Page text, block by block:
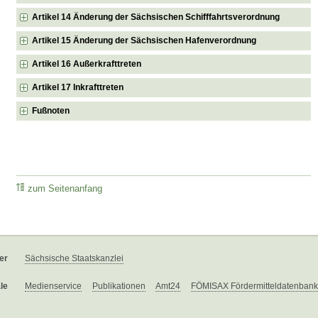
Artikel 14 Änderung der Sächsischen Schifffahrtsverordnung
Artikel 15 Änderung der Sächsischen Hafenverordnung
Artikel 16 Außerkrafttreten
Artikel 17 Inkrafttreten
Fußnoten
zum Seitenanfang
Sächsische Staatskanzlei
Medienservice Publikationen Amt24 FÖMISAX Fördermitteldatenbank